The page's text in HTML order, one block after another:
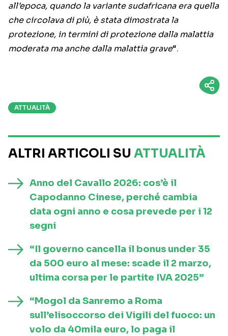
all’epoca, quando la variante sudafricana era quella
che circolava di più, è stata dimostrata la
protezione, in termini di protezione dalla malattia
moderata ma anche dalla malattia grave“.
ATTUALITÀ
ALTRI ARTICOLI SU ATTUALITÀ
Anno del Cavallo 2026: cos’è il
Capodanno Cinese, perché cambia
data ogni anno e cosa prevede per i 12
segni
“Il governo cancella il bonus under 35
da 500 euro al mese: scade il 2 marzo,
ultima corsa per le partite IVA 2025”
“Mogol da Sanremo a Roma
sull’elisoccorso dei Vigili del fuoco: un
volo da 40mila euro, lo paga il